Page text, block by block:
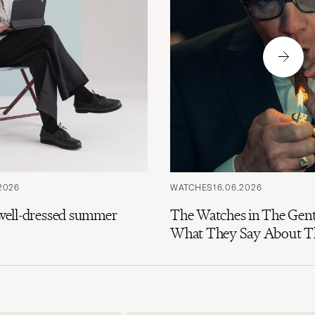
dressed summer
WATCHES16.06.2026
The Watches in The
What They Say About